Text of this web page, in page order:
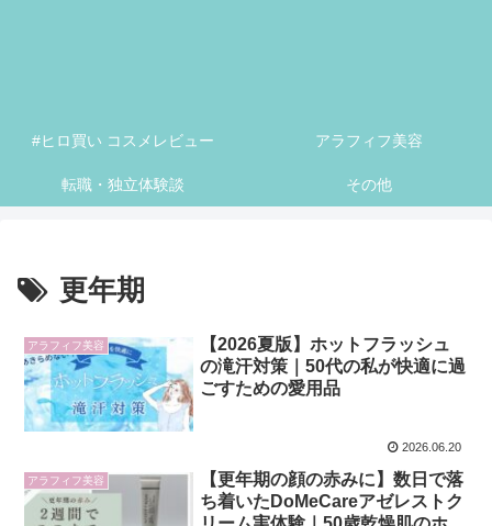
#ヒロ買い コスメレビュー アラフィフ美容
転職・独立体験談 その他
更年期
アラフィフ美容
【2026夏版】ホットフラッシュ
の滝汗対策｜50代の私が快適に過
ごすための愛用品
2026.06.20
アラフィフ美容
【更年期の顔の赤みに】数日で落
ち着いたDoMeCareアゼレストク